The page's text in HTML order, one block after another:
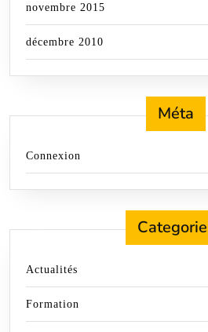
novembre 2015
décembre 2010
Méta
Connexion
Actualités
Formation